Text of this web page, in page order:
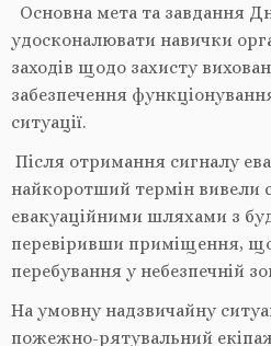
Основна мета та завдання
удосконалювати навички
заходів щодо захисту
забезпечення
ситуації.
Після отримання сигналу
найкоротший термін вивели
евакуаційними шляхами з
перевіривши приміщення,
перебування у небезпечній
На умовну надзвичайну
пожежно-рятувальний